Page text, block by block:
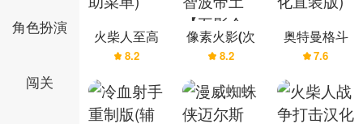
角色扮演
闯关
火柴人至高
对决(辅助菜
单)
8.2
像素火影(次
世代)-宇智波
带土【五影
会谈】
8.2
奥特曼格斗
进化3(汉化直
装版)
7.6